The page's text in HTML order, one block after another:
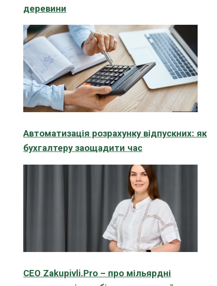
деревини
Автоматизація розрахунку відпускних: як
бухгалтеру заощадити час
CEO Zakupivli.Pro – про мільярдні